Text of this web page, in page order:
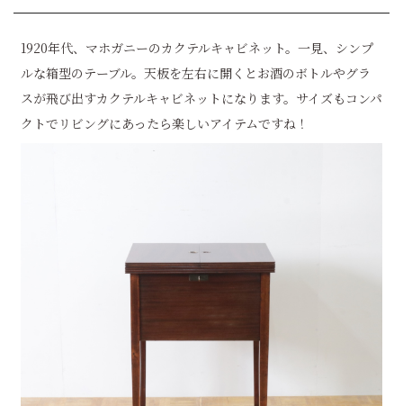
1920年代、マホガニーのカクテルキャビネット。一見、シンプ
ルな箱型のテーブル。天板を左右に開くとお酒のボトルやグラ
スが飛び出すカクテルキャビネットになります。サイズもコンパ
クトでリビングにあったら楽しいアイテムですね！